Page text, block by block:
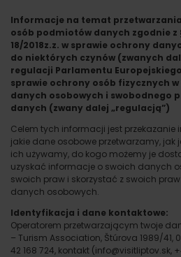
Informacje na temat
osób podmiotów danych zgodnie z
18/2018z.z. w sprawie ochrony
do niektórych czynów (zwanych
regulacji Parlamentu Europejskiego
sprawie ochrony osób fizycznych
danych osobowych i swobodnego
danych (zwany dalej „regulacją”)
Celem tych informacji jest
jakie dane osobowe przetwarzamy, jak
ich używamy, do kogo możemy je
uzyskać informacje o swoich danych
swoich praw i skorzystać z swoich
danych osobowych.
Identyfikacja i dane kontaktowe:
Operatorem przetwarzającym twoje
– Turism Association, Štúrova 1989/41,
42 168 724, kontakt (info@visitliptov.sk,